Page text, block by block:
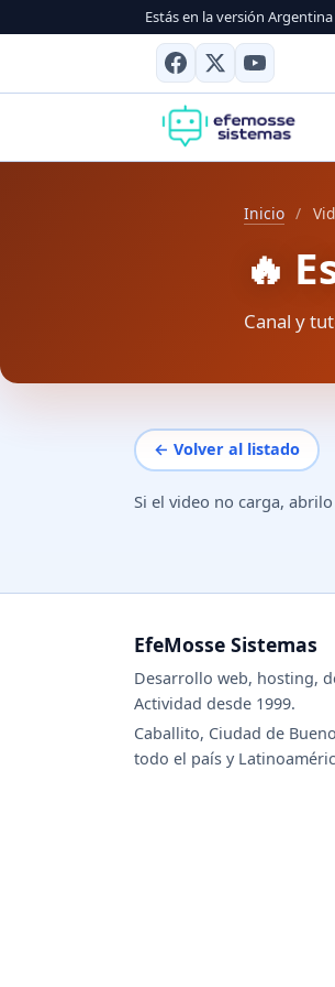
Estás en la versión Argentina
Inicio /
🔥
Canal y
← Volver al listado
Si el video no carga,
EfeMosse Sistemas
Desarrollo web, hosting,
Actividad desde 1999.
Caballito, Ciudad de
todo el país y